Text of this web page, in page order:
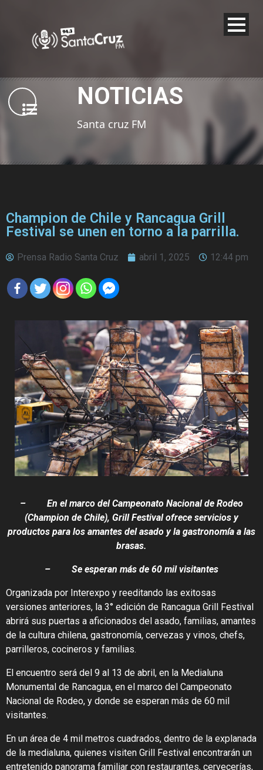
NOTICIAS
Santa cruz FM
Champion de Chile y Rancagua Grill
Festival se unen en torno a la parrilla.
Prensa Radio Santa Cruz abril 1, 2025 12:44 pm
– En el marco del Campeonato Nacional de Rodeo
(Champion de Chile), Grill Festival ofrece servicios y
productos para los amantes del asado y la gastronomía a las
brasas.
– Se esperan más de 60 mil visitantes
Organizada por Interexpo y reeditando las exitosas
versiones anteriores, la 3° edición de Rancagua Grill Festival
abrirá sus puertas a aficionados del asado, familias, amantes
de la cultura chilena, gastronomía, cervezas y vinos, chefs,
parrilleros, cocineros y familias.
El encuentro será del 9 al 13 de abril, en la Medialuna
Monumental de Rancagua, en el marco del Campeonato
Nacional de Rodeo, y donde se esperan más de 60 mil
visitantes.
En un área de 4 mil metros cuadrados, dentro de la explanada
de la medialuna, quienes visiten Grill Festival encontrarán un
entretenido panorama familiar con restaurantes, cervecerías,